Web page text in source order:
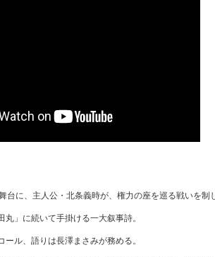
に、主人公・北条義時が、権力の座を巡る戦いを制
」に続いて手掛ける一大叙事詩。
ル、語りは長澤まさみが務める。